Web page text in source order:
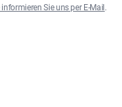
informieren Sie uns per E-Mail .